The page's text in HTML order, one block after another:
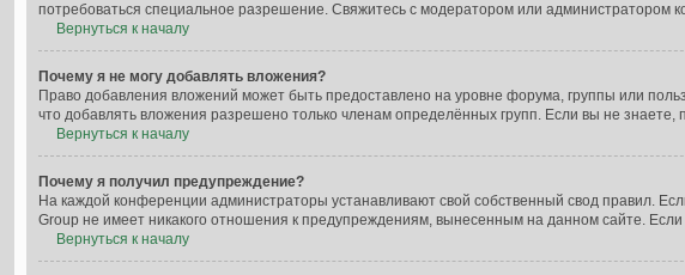
потребоваться специальное разрешение. Свяжитесь с модератором или администратором
Вернуться к началу
Почему я не могу добавлять вложения?
Право добавления вложений может быть предоставлено на уровне форума, группы или
что добавлять вложения разрешено только членам определённых групп. Если вы не
Вернуться к началу
Почему я получил предупреждение?
На каждой конференции администраторы устанавливают свой собственный свод правил.
Group не имеет никакого отношения к предупреждениям, вынесенным на данном сайте.
Вернуться к началу